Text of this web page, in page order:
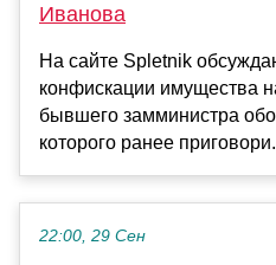
Иванова
На сайте Spletnik
конфискации имущества
бывшего замминистра
которого ранее
22:00, 29 Сен